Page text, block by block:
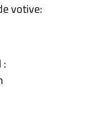
votive: